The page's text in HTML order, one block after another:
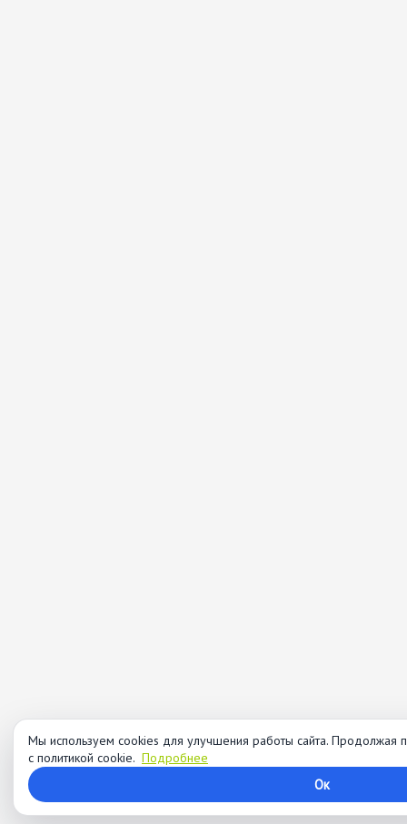
Мы используем cookies для улучшения работы сайта. Продолжая
с политикой cookie. Подробнее
Ок